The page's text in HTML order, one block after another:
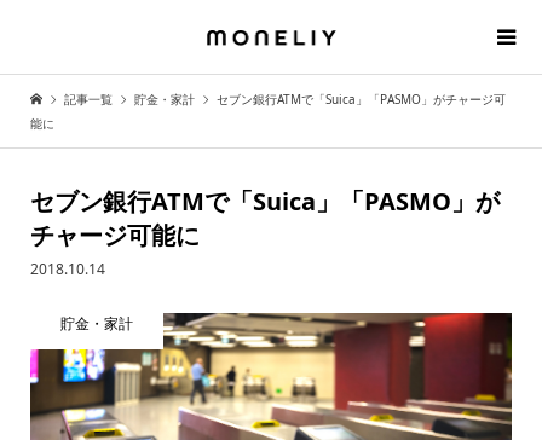
記事一覧 貯金・家計
セブン銀行ATMで「Suica」「PASMO」がチャージ可
能に
セブン銀行ATMで「Suica」「PASMO」が
チャージ可能に
2018.10.14
貯金・家計